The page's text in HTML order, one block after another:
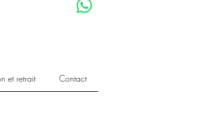
et retrait Contact